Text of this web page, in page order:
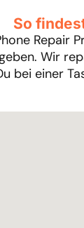
So
Repair
Wir
bei einer